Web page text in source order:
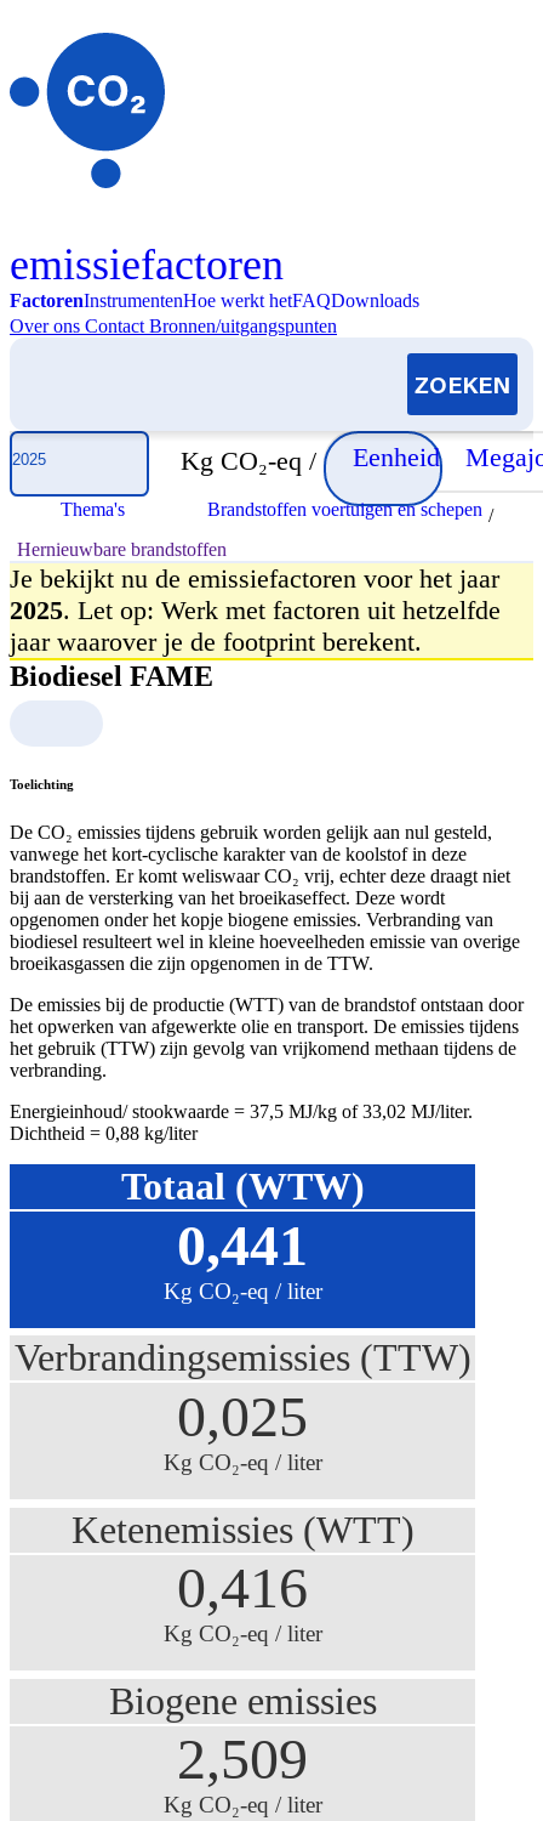
emissiefactoren
FactorenInstrumentenHoe werkt hetFAQDownloads
Over ons Contact Bronnen/uitgangspunten
Selecteer jaar
Kg CO₂-eq / Eenheid
Thema's Brandstoffen voertuigen en schepen /
Hernieuwbare brandstoffen
Je bekijkt nu de emissiefactoren voor het jaar
2025. Let op: Werk met factoren uit hetzelfde
jaar waarover je de footprint berekent.
Biodiesel FAME
Toelichting
De CO₂ emissies tijdens gebruik worden gelijk aan nul gesteld,
vanwege het kort-cyclische karakter van de koolstof in deze
brandstoffen. Er komt weliswaar CO₂ vrij, echter deze draagt niet
bij aan de versterking van het broeikaseffect. Deze wordt
opgenomen onder het kopje biogene emissies. Verbranding van
biodiesel resulteert wel in kleine hoeveelheden emissie van overige
broeikasgassen die zijn opgenomen in de TTW.
De emissies bij de productie (WTT) van de brandstof ontstaan door
het opwerken van afgewerkte olie en transport. De emissies tijdens
het gebruik (TTW) zijn gevolg van vrijkomend methaan tijdens de
verbranding.
Energieinhoud/ stookwaarde = 37,5 MJ/kg of 33,02 MJ/liter.
Dichtheid = 0,88 kg/liter
Totaal (WTW)
0,441
Kg CO₂-eq / liter
Verbrandingsemissies (TTW)
0,025
Kg CO₂-eq / liter
Ketenemissies (WTT)
0,416
Kg CO₂-eq / liter
Biogene emissies
2,509
Kg CO₂-eq / liter